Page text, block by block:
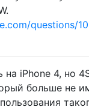
questions/
iPhone 4, но
больше не